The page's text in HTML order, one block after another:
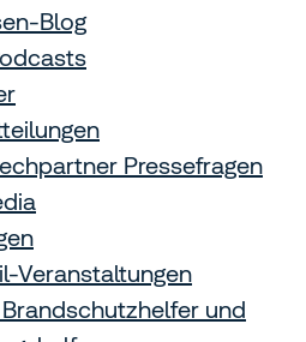
Blog
Pressefragen
Veranstaltungen
und